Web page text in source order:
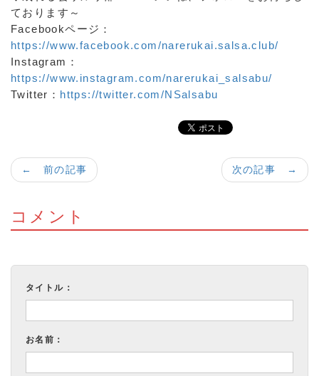
ております～
Facebookページ：
https://www.facebook.com/narerukai.salsa.club/
Instagram：
https://www.instagram.com/narerukai_salsabu/
Twitter： https://twitter.com/NSalsabu
次の記事 →
← 前の記事
コメント
タイトル：
お名前：